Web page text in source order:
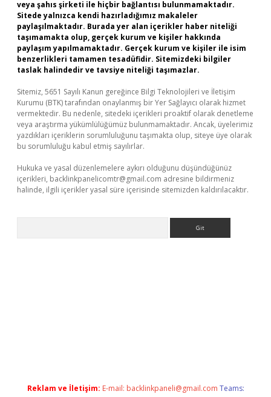
veya şahıs şirketi ile hiçbir bağlantısı bulunmamaktadır.
Sitede yalnızca kendi hazırladığımız makaleler
paylaşılmaktadır. Burada yer alan içerikler haber niteliği
taşımamakta olup, gerçek kurum ve kişiler hakkında
paylaşım yapılmamaktadır. Gerçek kurum ve kişiler ile isim
benzerlikleri tamamen tesadüfidir. Sitemizdeki bilgiler
taslak halindedir ve tavsiye niteliği taşımazlar.
Sitemiz, 5651 Sayılı Kanun gereğince Bilgi Teknolojileri ve İletişim
Kurumu (BTK) tarafından onaylanmış bir Yer Sağlayıcı olarak hizmet
vermektedir. Bu nedenle, sitedeki içerikleri proaktif olarak denetleme
veya araştırma yükümlülüğümüz bulunmamaktadır. Ancak, üyelerimiz
yazdıkları içeriklerin sorumluluğunu taşımakta olup, siteye üye olarak
bu sorumluluğu kabul etmiş sayılırlar.
Hukuka ve yasal düzenlemelere aykırı olduğunu düşündüğünüz
içerikleri, backlinkpanelicomtr@gmail.com adresine bildirmeniz
halinde, ilgili içerikler yasal süre içerisinde sitemizden kaldırılacaktır.
Reklam ve İletişim: E-mail: backlinkpaneli@gmail.com Teams: